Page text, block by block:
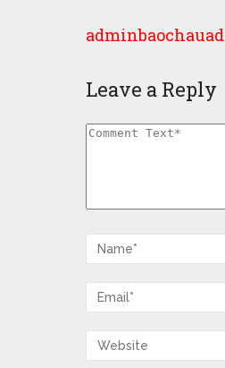
adminbaochauad
Leave a Reply